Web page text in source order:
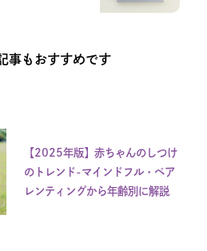
事もおすすめです
【2025年版】赤ちゃんのしつけ
のトレンド-マインドフル・ペア
レンティングから年齢別に解説